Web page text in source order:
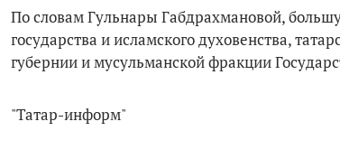
По словам Гульнары Габдрахмановой,
государства и исламского духовенства,
губернии и мусульманской фракции
"Татар-информ"